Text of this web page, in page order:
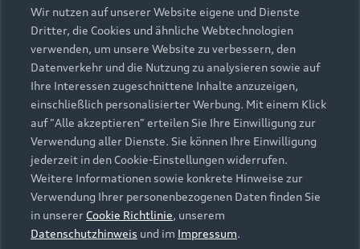
Elektromodelle
Plug-in-Hybride
Neuwagensuche
Gebrauchtwagensuche
Gebrauchtwagen
Finanzierung
Aktionen & Angebote
Geschäftskunden
Saisonale Angebote
Audi Services
Garantie
Audi digital services
myAudi
Support
Kundenservice
Händlersuche
Audi Code
Häufige Fragen (FAQ)
Audi Online Beratung
Über Audi
Unternehmen
Karriere
Investor Relations
Presse & Media Center
© 2026 AUDI AG. Alle Rechte vorbehalten
Wir nutzen auf unserer Website eigene und Dienste
Dritter, die Cookies und ähnliche Webtechnologien
verwenden, um unsere Website zu verbessern, den
Datenverkehr und die Nutzung zu analysieren sowie auf
Ihre Interessen zugeschnittene Inhalte anzuzeigen,
einschließlich personalisierter Werbung. Mit einem Klick
auf "Alle akzeptieren" erteilen Sie Ihre Einwilligung zur
Verwendung aller Dienste. Sie können Ihre Einwilligung
jederzeit in den Cookie-Einstellungen widerrufen.
Weitere Informationen sowie konkrete Hinweise zur
Verwendung Ihrer personenbezogenen Daten finden Sie
in unserer Cookie Richtlinie, unserem
Datenschutzhinweis und im Impressum.